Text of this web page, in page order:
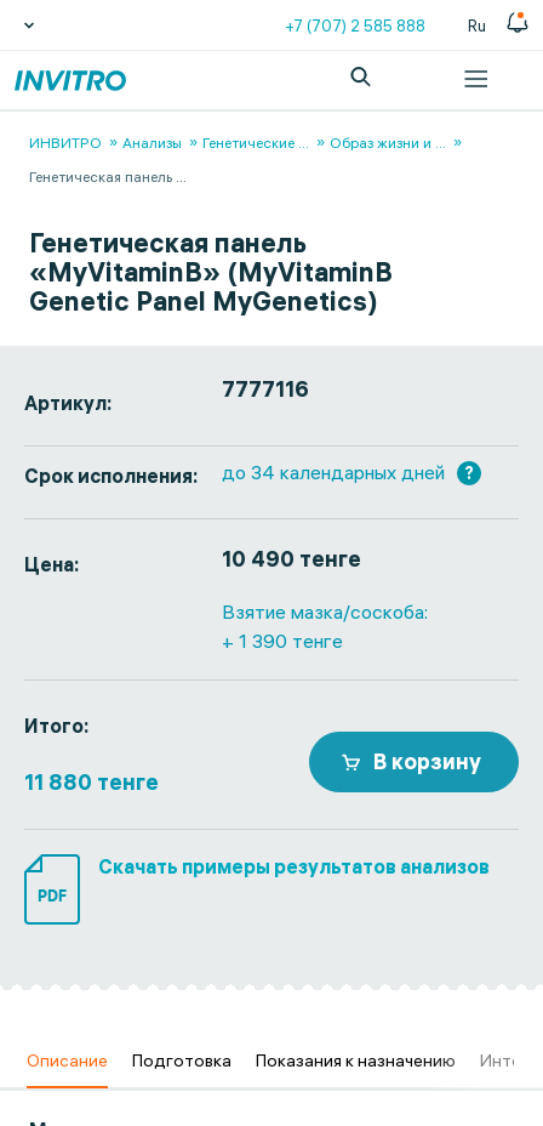
+7 (707) 2 585 888 Ru
ИНВИТРО Анализы Генетические ... Образ жизни и ...
Генетическая панель ...
Генетическая панель
«MyVitaminB» (MyVitaminB
Genetic Panel MyGenetics)
Артикул: 7777116
Срок исполнения: до 34 календарных дней ?
Цена: 10 490 тенге
Взятие мазка/соскоба:
+ 1 390 тенге
Итого:
11 880 тенге
В корзину
PDF
Скачать примеры результатов анализов
Описание Подготовка Показания к назначению